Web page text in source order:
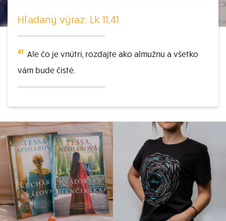
Hľadaný výraz: Lk 11,41
41 Ale čo je vnútri, rozdajte ako almužnu a všetko
vám bude čisté.